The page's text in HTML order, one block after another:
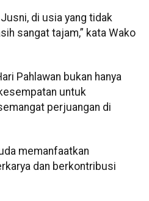
di usia yang tidak
sangat tajam,” kata Wako
Pahlawan bukan hanya
untuk
perjuangan di
memanfaatkan
dan berkontribusi